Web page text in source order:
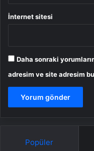
İnternet sitesi
Daha sonraki
adresim ve site adresim
Popüler